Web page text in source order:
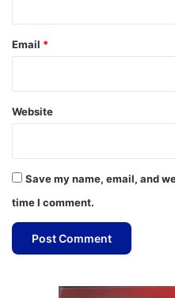
Email *
Website
Save my name, email, and
time I comment.